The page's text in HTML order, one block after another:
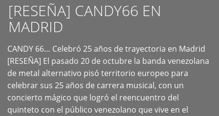
[RESEÑA] CANDY66 EN
MADRID
CANDY 66… Celebró 25 años de trayectoria en Madrid
[RESEÑA] El pasado 20 de octubre la banda venezolana
de metal alternativo pisó territorio europeo para
celebrar sus 25 años de carrera musical, con un
concierto mágico que logró el reencuentro del
quinteto con el público venezolano que vive en el
+